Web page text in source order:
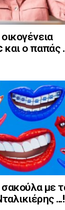
ο παπάς
με